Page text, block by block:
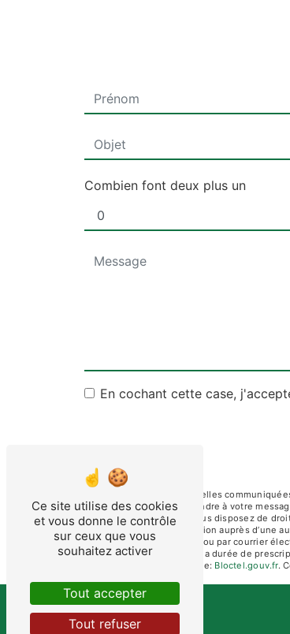
Combien font deux plus un
En cochant cette case,
** Les données personnelles
dans le seul but de répondre à votre
contact@eacapvert.fr. Vous disposez de
d’introduire une réclamation auprès
Bas Privas, 69390 Charly ou par courrier
de contact puis pendant la durée de
disponible à cette adresse: Bloctel.gouv.fr.
Ce site utilise des cookies
et vous donne le contrôle
sur ceux que vous
souhaitez activer
Tout accepter
Tout refuser